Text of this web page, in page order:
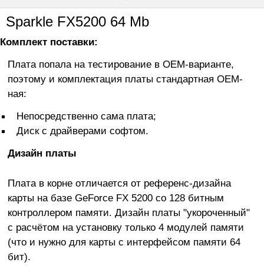
Sparkle FX5200 64 Mb
Комплект поставки:
Плата попала на тестирование в OEM-варианте,
поэтому и комплектация платы стандартная OEM-
ная:
Непосредственно сама плата;
Диск с драйверами софтом.
Дизайн платы
Плата в корне отличается от референс-дизайна
карты на базе GeForce FX 5200 со 128 битным
контроллером памяти. Дизайн платы "укороченный"
с расчётом на установку только 4 модулей памяти
(что и нужно для карты с интерфейсом памяти 64
бит).